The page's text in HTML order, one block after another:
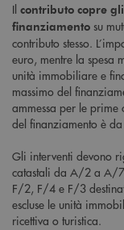
Il contributo copre
finanziamento su
contributo stesso.
euro, mentre la spesa
unità immobiliare e
massimo del
ammessa per le
del finanziamento è
Gli interventi devono
catastali da A/2 a A/
F/2, F/4 e F/3
escluse le unità
ricettiva o turistica.